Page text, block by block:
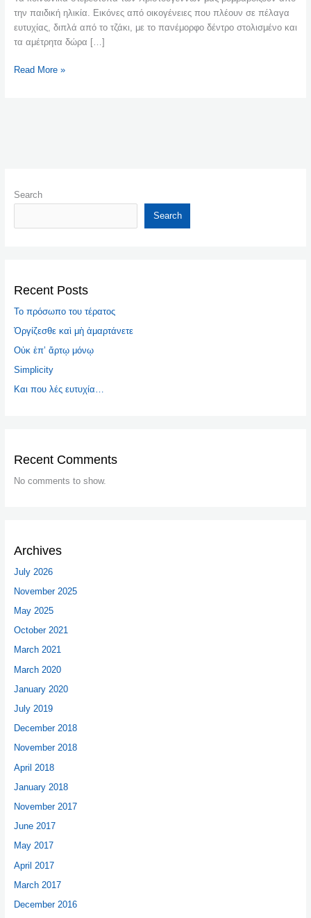
την παιδική ηλικία. Εικόνες από οικογένειες που πλέουν σε πέλαγα
ευτυχίας, διπλά από το τζάκι, με το πανέμορφο δέντρο στολισμένο και
τα αμέτρητα δώρα […]
Read More »
Search
Search
Recent Posts
Το πρόσωπο του τέρατος
Ὀργίζεσθε καὶ μὴ ἁμαρτάνετε
Οὐκ ἐπ’ ἄρτῳ μόνῳ
Simplicity
Και που λές ευτυχία…
Recent Comments
No comments to show.
Archives
July 2026
November 2025
May 2025
October 2021
March 2021
March 2020
January 2020
July 2019
December 2018
November 2018
April 2018
January 2018
November 2017
June 2017
May 2017
April 2017
March 2017
December 2016